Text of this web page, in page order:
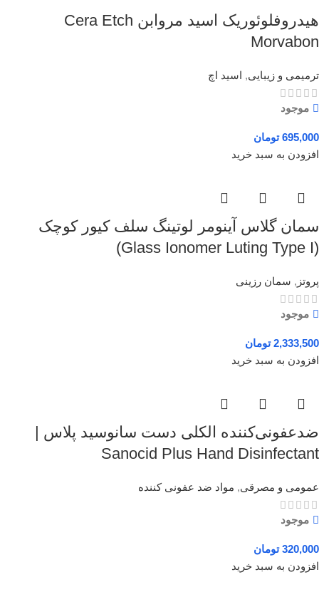
هیدروفلوئوریک اسید مروابن Cera Etch
Morvabon
ترمیمی و زیبایی, اسید اچ
موجود
695,000 تومان
افزودن به سبد خرید
سمان گلاس آینومر لوتینگ سلف کیور کوچک
(Glass Ionomer Luting Type I)
پروتز , سمان رزینی
موجود
2,333,500 تومان
افزودن به سبد خرید
ضدعفونی‌کننده الکلی دست سانوسید پلاس |
Sanocid Plus Hand Disinfectant
عمومی و مصرقی, مواد ضد عفونی کننده
موجود
320,000 تومان
افزودن به سبد خرید